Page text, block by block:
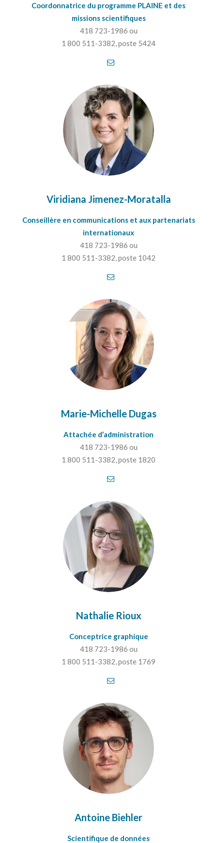
Coordonnatrice du programme PLAINE et des
missions scientifiques
418 723-1986 ou
1 800 511-3382, poste 5424
Viridiana Jimenez-Moratalla
Conseillère en communications et aux partenariats
internationaux
418 723-1986 ou
1 800 511-3382, poste 1042
Marie-Michelle Dugas
Attachée d’administration
418 723-1986 ou
1 800 511-3382, poste 1820
Nathalie Rioux
Conceptrice graphique
418 723-1986 ou
1 800 511-3382, poste 1769
Antoine Biehler
Scientifique de données